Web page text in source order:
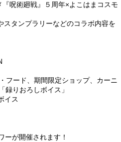
呪術廻戦』５周年×よこはまコスモ
タンプラリーなどのコラボ内容を
フード、期間限定ショップ、カーニ
りおろしボイス」
イス
が開催されます！